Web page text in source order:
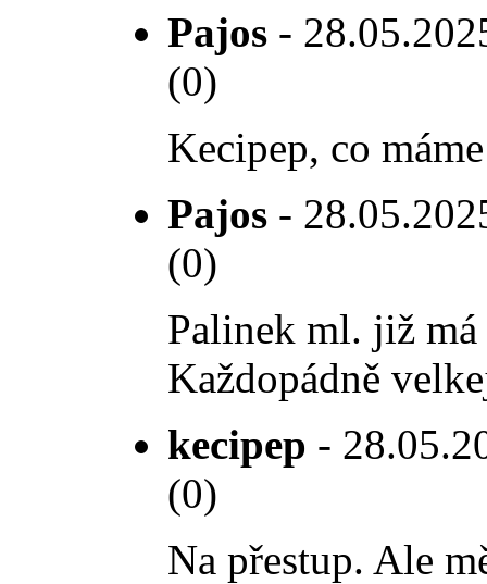
Pajos -
(0)
Kecipep, co
Pajos -
(0)
Palinek ml. již
Každopádně
kecipep -
(0)
Na přestup. Ale